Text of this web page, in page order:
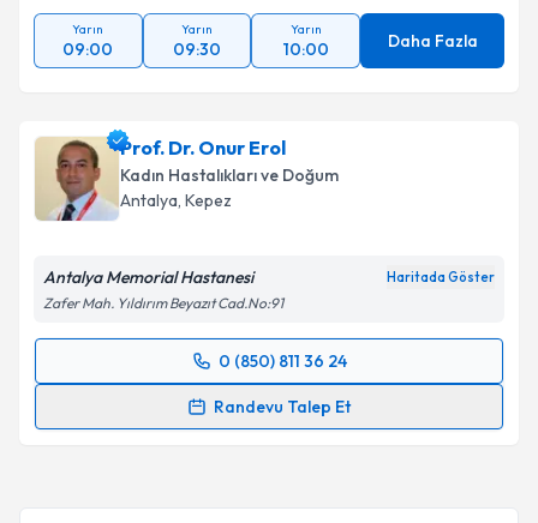
Yarın
09:00
Yarın
09:30
Yarın
10:00 Daha Fazla
Prof. Dr. Onur Erol
Kadın Hastalıkları ve Doğum
Antalya, Kepez
Antalya Memorial Hastanesi Haritada Göster
Zafer Mah. Yıldırım Beyazıt Cad.No:91
0 (850) 811 36 24
Randevu Talep Et
Randevu Takvimi Talebi